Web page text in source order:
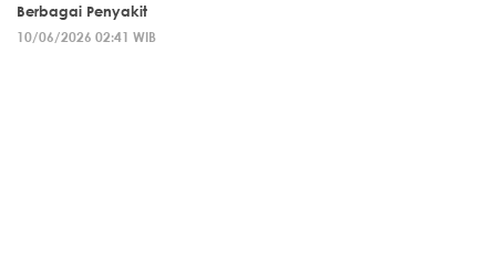
Berbagai Penyakit
10/06/2026 02:41 WIB